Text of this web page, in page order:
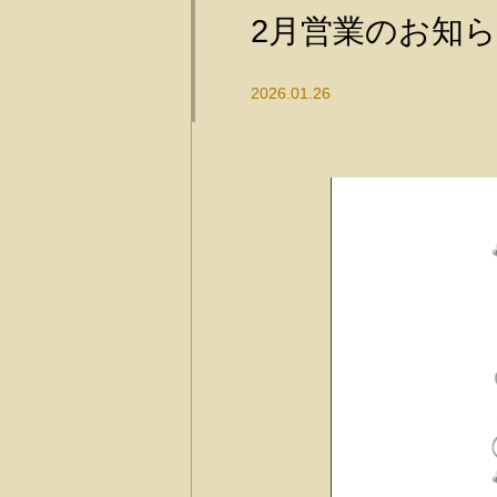
2月営業のお知
2026.01.26